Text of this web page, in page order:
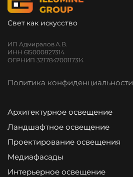
Свет как искусство
ИП Адмиралов А.В.
ИНН 615000827314
ОГРНИП 321784700117314
Политика конфиденциальности
Архитектурное освещение
Ландшафтное освещение
Проектирование освещения
Медиафасады
Интерьерное освещение